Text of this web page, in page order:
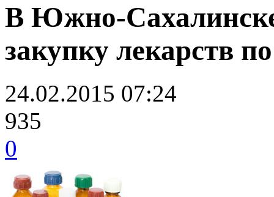
В Южно-Сахалинске
закупку лекарств
24.02.2015 07:24
935
0